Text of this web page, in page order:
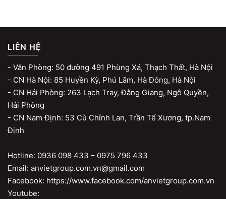
LIÊN HỆ
- Văn Phòng: 50 đường 491 Phùng Xá, Thạch Thất, Hà Nội
- CN Hà Nội: 85 Huyền Kỳ, Phú Lãm, Hà Đông, Hà Nội
- CN Hải Phòng: 263 Lạch Tray, Đằng Giang, Ngô Quyền,
Hải Phòng
- CN Nam Định: 53 Cù Chính Lan, Trần Tế Xương, tp.Nam
Định
Hotline: 0936 098 433 – 0975 796 433
Email: anvietgroup.com.vn@gmail.com
Facebook: https://www.facebook.com/anvietgroup.com.vn
Youtube: